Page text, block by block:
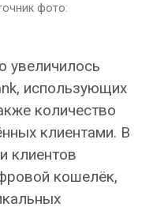
фото:
увеличилось
использующих
количество
клиентами. В
клиентов
кошелёк,